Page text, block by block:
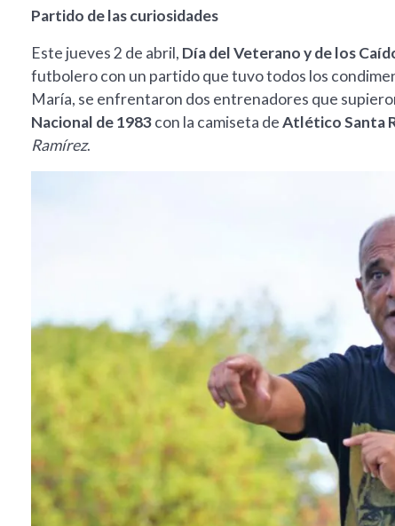
Partido de las curiosidades
Este jueves 2 de abril, Día del Veterano y de los
futbolero con un partido que tuvo todos los
María, se enfrentaron dos entrenadores que
Nacional de 1983con la camiseta deAtlético Santa
Ramírez.